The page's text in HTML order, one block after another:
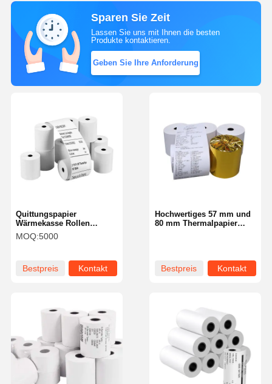
Sparen Sie Zeit
Lassen Sie uns mit Ihnen die besten
Produkte kontaktieren.
Geben Sie Ihre Anforderung
Hochwertiges 57 mm und
80 mm Thermalpapier
Bestpreis Kontakt
Quittungspapier
Wärmekasse Rollen
Verkaufsstelle
Kassenbuchpapier ATM
MOQ:5000
Bestpreis Kontakt